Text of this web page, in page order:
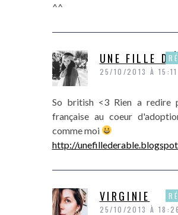
^^
UNE FILLE
25/10/2013 À 15:11
So british <3 Rien a redire
française au coeur
comme moi
http://
VIRGINIE
25/10/2013 À 18:26